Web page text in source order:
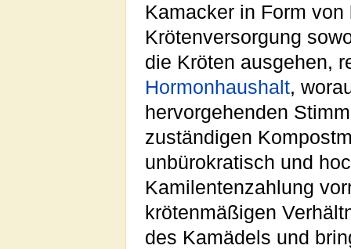
Kamacker in Form von
Krötenversorgung
die Kröten ausgehen,
Hormonhaushalt,
hervorgehenden
zuständigen
unbürokratisch und
Kamilentenzahlung
krötenmäßigen
des Kamädels und